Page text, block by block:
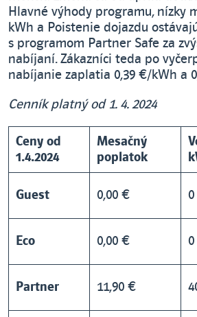
Hlavné výhody programu, nízky
kWh a Poistenie dojazdu
s programom Partner Safe za
nabíjaní. Zákazníci teda po
nabíjanie zaplatia 0,39 €/kWh a
Cenník platný od 1. 4. 2024
Ceny od
1.4.2024
Mesačný
poplatok
Guest 0,00 € 0
Eco 0,00 € 0
Partner 11,90 €